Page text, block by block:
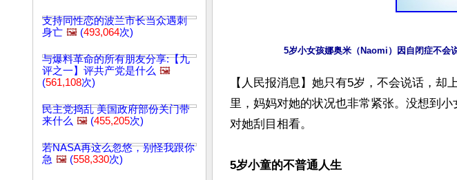
支持同性恋的波兰市长当众遇刺
身亡 🖼️ (493,064次)
与爆料革命的所有朋友分享:【九
评之一】评共产党是什么 🖼️
(561,108次)
民主党捣乱 美国政府部份关门带
来什么 🖼️ (455,205次)
若NASA再这么忽悠，别怪我跟你
急 🖼️ (558,330次)
【人民报消息】她只有5岁，不会说话，
里，妈妈对她的状况也非常紧张。没想到
对她刮目相看。
5岁小童的不普通人生